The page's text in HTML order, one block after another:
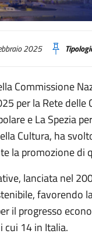
Creative UNESCO
2025
Commissione
per la Rete delle
e La Spezia
Cultura, ha
la promozione di
lanciata nel
favorendo
il progresso
14 in Italia.